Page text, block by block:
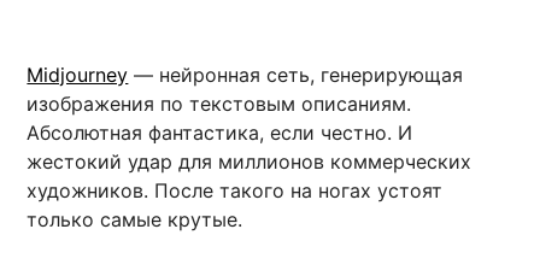
Midjourney — нейронная сеть, генерирующая
изображения по текстовым описаниям.
Абсолютная фантастика, если честно. И
жестокий удар для миллионов коммерческих
художников. После такого на ногах устоят
только самые крутые.